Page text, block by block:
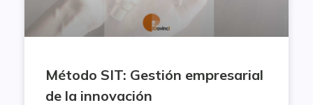
Método SIT: Gestión empresarial
de la innovación